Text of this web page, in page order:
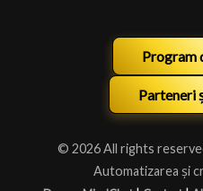
Program
Parteneri
© 2026 All rights
Automatizarea și